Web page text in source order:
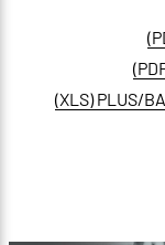
(XLS) PLUS/